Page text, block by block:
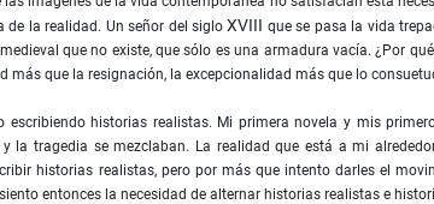
de la realidad. Un señor del sigloXVIII que se pasa la vida
que no existe, que sólo es una armadura vacía. ¿Por
más que la resignación, la excepcionalidad más que lo
escribiendo historias realistas. Mi primera novela y mis
la tragedia se mezclaban. La realidad que está a mi
historias realistas, pero por más que intento darles el
entonces la necesidad de alternar historias realistas e